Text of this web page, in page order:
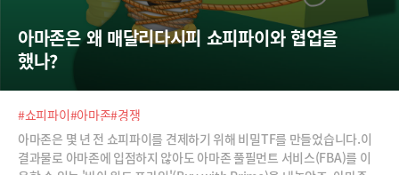
아마존은 왜 매달리다시피 쇼피파이와 협업을
했나?
#쇼피파이#아마존#경쟁
아마존은 몇 년 전 쇼피파이를 견제하기 위해 비밀TF를 만들었습니다.이
결과물로 아마존에 입점하지 않아도 아마존 풀필먼트 서비스(FBA)를 이